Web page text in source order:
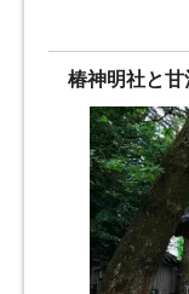
椿神明社と甘